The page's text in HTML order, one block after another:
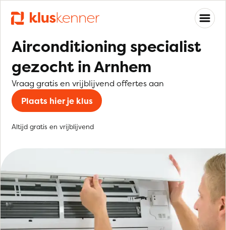
Airconditioning specialist
gezocht in Arnhem
Vraag gratis en vrijblijvend offertes aan
Plaats hier je klus
Altijd gratis en vrijblijvend